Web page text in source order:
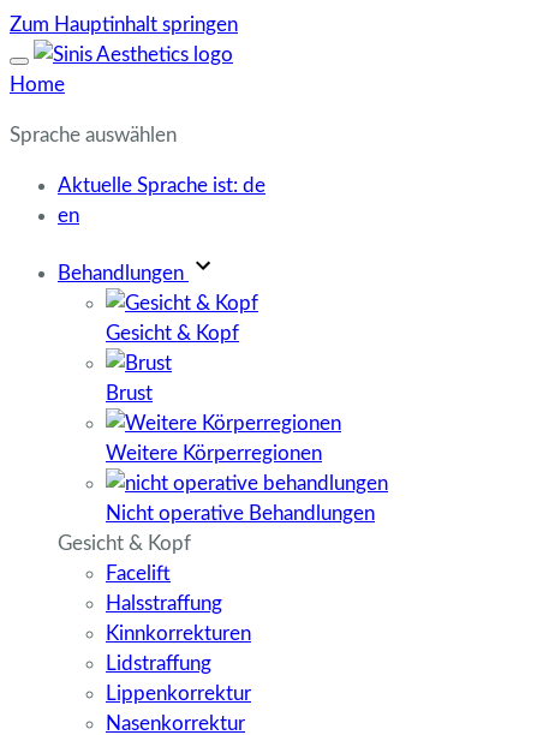
Zum Hauptinhalt springen
Home
Sprache auswählen
Aktuelle Sprache ist: de
en
Behandlungen
Gesicht & Kopf
Brust
Weitere Körperregionen
Nicht operative Behandlungen
Gesicht & Kopf
Facelift
Halsstraffung
Kinnkorrekturen
Lidstraffung
Lippenkorrektur
Nasenkorrektur